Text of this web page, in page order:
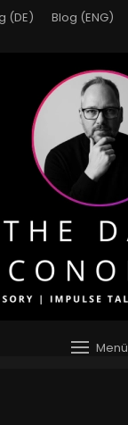
(DE) Blog (ENG)
Menü